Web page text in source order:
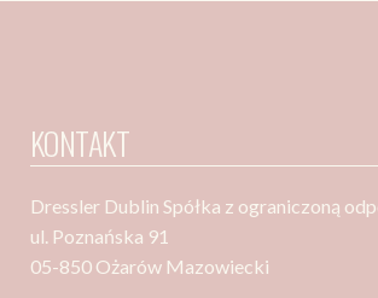
KONTAKT
Dressler Dublin Spółka z ograniczoną
ul. Poznańska 91
05-850 Ożarów Mazowiecki